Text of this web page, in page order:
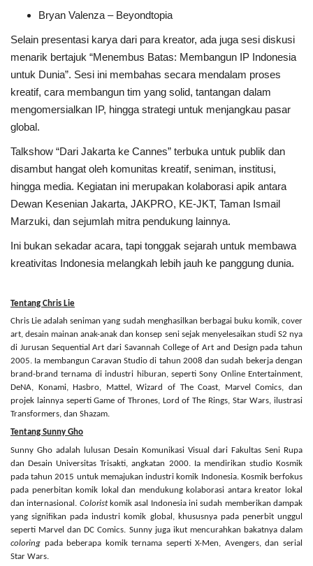
Bryan Valenza – Beyondtopia
Selain presentasi karya dari para kreator, ada juga sesi diskusi
menarik bertajuk “Menembus Batas: Membangun IP Indonesia
untuk Dunia”. Sesi ini membahas secara mendalam proses
kreatif, cara membangun tim yang solid, tantangan dalam
mengomersialkan IP, hingga strategi untuk menjangkau pasar
global.
Talkshow “Dari Jakarta ke Cannes” terbuka untuk publik dan
disambut hangat oleh komunitas kreatif, seniman, institusi,
hingga media. Kegiatan ini merupakan kolaborasi apik antara
Dewan Kesenian Jakarta, JAKPRO, KE-JKT, Taman Ismail
Marzuki, dan sejumlah mitra pendukung lainnya.
Ini bukan sekadar acara, tapi tonggak sejarah untuk membawa
kreativitas Indonesia melangkah lebih jauh ke panggung dunia.
Tentang Chris Lie
Chris Lie adalah seniman yang sudah menghasilkan berbagai buku komik, cover
art, desain mainan anak-anak dan konsep seni sejak menyelesaikan studi S2 nya
di Jurusan Sequential Art dari Savannah College of Art and Design pada tahun
2005. Ia membangun Caravan Studio di tahun 2008 dan sudah bekerja dengan
brand-brand ternama di industri hiburan, seperti Sony Online Entertainment,
DeNA, Konami, Hasbro, Mattel, Wizard of The Coast, Marvel Comics, dan
projek lainnya seperti Game of Thrones, Lord of The Rings, Star Wars, ilustrasi
Transformers, dan Shazam.
Tentang Sunny Gho
Sunny Gho adalah lulusan Desain Komunikasi Visual dari Fakultas Seni Rupa
dan Desain Universitas Trisakti, angkatan 2000. Ia mendirikan studio Kosmik
pada tahun 2015 untuk memajukan industri komik Indonesia. Kosmik berfokus
pada penerbitan komik lokal dan mendukung kolaborasi antara kreator lokal
dan internasional. Colorist komik asal Indonesia ini sudah memberikan dampak
yang signifikan pada industri komik global, khususnya pada penerbit unggul
seperti Marvel dan DC Comics. Sunny juga ikut mencurahkan bakatnya dalam
coloring pada beberapa komik ternama seperti X-Men, Avengers, dan serial
Star Wars.